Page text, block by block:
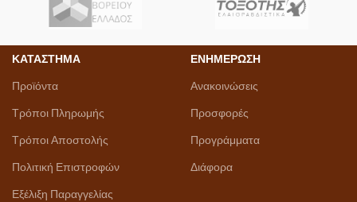
ΚΑΤΑΣΤΗΜΑ
Προϊόντα
Τρόποι Πληρωμής
Τρόποι Αποστολής
Πολιτική Επιστροφών
Εξέλιξη Παραγγελίας
ΕΝΗΜΕΡΩΣΗ
Ανακοινώσεις
Προσφορές
Προγράμματα
Διάφορα